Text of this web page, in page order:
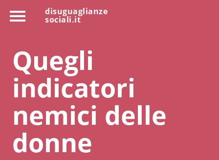
disuguaglianze
sociali.it
Quegli
indicatori
nemici delle
donne